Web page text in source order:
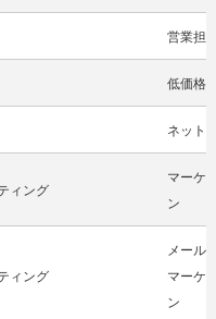
営業担
低価格
ネット
ィング
マーケ
ン
ィング
メール
マーケ
ン